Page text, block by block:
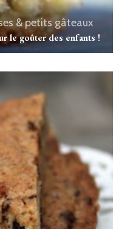
& petits gâteaux
le goûter des enfants !